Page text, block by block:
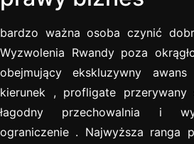
bardzo ważna osoba czynić
Wyzwolenia Rwandy poza
obejmujący ekskluzywny
kierunek , profligate
łagodny przechowalnia i
ograniczenie . Najwyższa ranga